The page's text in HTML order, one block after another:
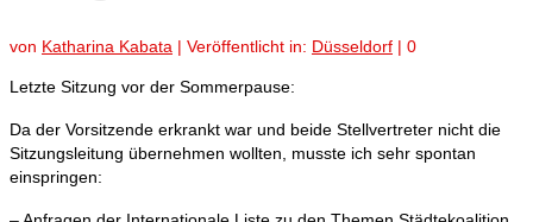
von Katharina Kabata | Veröffentlicht in: Düsseldorf | 0
Letzte Sitzung vor der Sommerpause:
Da der Vorsitzende erkrankt war und beide Stellvertreter nicht die
Sitzungsleitung übernehmen wollten, musste ich sehr spontan
einspringen: